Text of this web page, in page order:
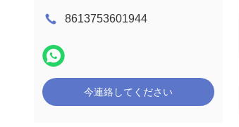
8613753601944
今連絡してください